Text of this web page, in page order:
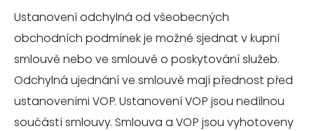
Ustanovení odchylná od všeobecných
obchodních podmínek je možné sjednat v kupní
smlouvě nebo ve smlouvě o poskytování služeb.
Odchylná ujednání ve smlouvě mají přednost před
ustanoveními VOP. Ustanovení VOP jsou nedílnou
součástí smlouvy. Smlouva a VOP jsou vyhotoveny